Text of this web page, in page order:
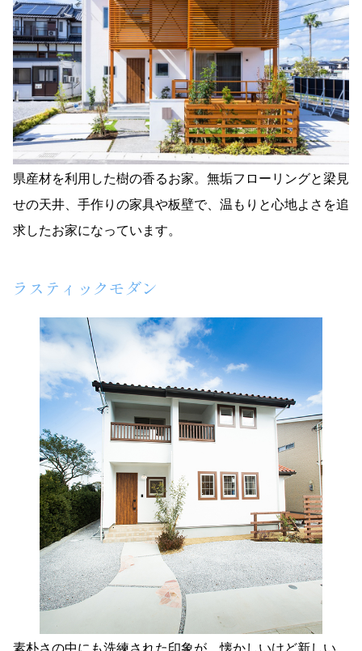
県産材を利用した樹の香るお家。無垢フローリングと梁見
せの天井、手作りの家具や板壁で、温もりと心地よさを追
求したお家になっています。
ラスティックモダン
素朴さの中にも洗練された印象が、懐かしいけど新しい。